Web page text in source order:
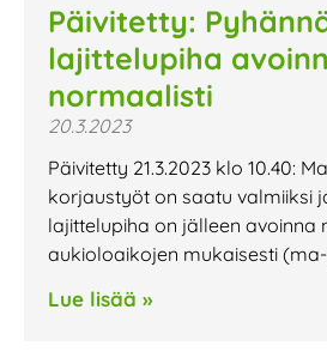
Päivitetty:
lajittelupiha
normaalisti
20.3.2023
Päivitetty 21.3.2023 klo 10.40:
korjaustyöt on saatu valmiiksi
lajittelupiha on jälleen avoinna
aukioloaikojen mukaisesti
Lue lisää »